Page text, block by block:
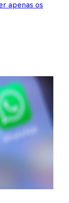
apenas os